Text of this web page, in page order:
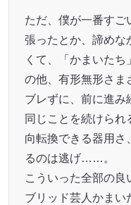
ただ、僕が一番すご
張ったとか、諦めな
くて、「かまいた
の他、有形無形さま
ブレずに、前に進み
同じことを続けら
向転換できる器用さ
るのは逃げ……。
こういった全部の良
ブリッド芸人かまい